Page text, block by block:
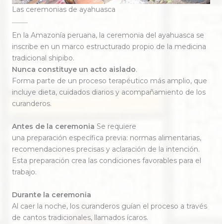
Las ceremonias de ayahuasca
En la Amazonía peruana, la ceremonia del ayahuasca se
inscribe en un marco estructurado propio de la medicina
tradicional shipibo.
Nunca constituye un acto aislado.
Forma parte de un proceso terapéutico más amplio, que
incluye dieta, cuidados diarios y acompañamiento de los
curanderos.
Antes de la ceremonia Se requiere
una preparación específica previa: normas alimentarias,
recomendaciones precisas y aclaración de la intención.
Esta preparación crea las condiciones favorables para el
trabajo.
Durante la ceremonia
Al caer la noche, los curanderos guían el proceso a través
de cantos tradicionales, llamados ícaros.